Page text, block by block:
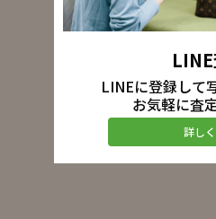
LINEに登録して
お気軽に査
詳し